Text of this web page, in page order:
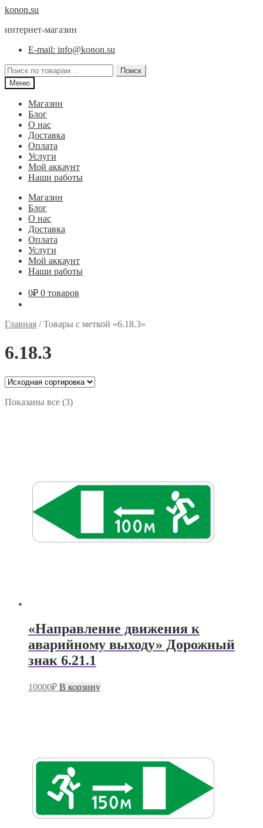
Перейти
навигации
Перейти
содержимому
konon.su
интернет-магазин
E-mail: info@konon.su
Искать:
Поиск
Меню
Магазин
Блог
О нас
Доставка
Оплата
Услуги
Мой аккаунт
Наши работы
Магазин
Блог
О нас
Доставка
Оплата
Услуги
Мой аккаунт
Наши работы
0₽ 0 товаров
Главная /Товары с меткой «6.18.3»
6.18.3
Показаны все (3)
«Направление движения к
аварийному выходу» Дорожный
знак 6.21.1
10000₽ В корзину